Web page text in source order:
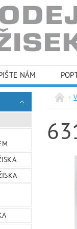
NÁM
ÚDAJŮ